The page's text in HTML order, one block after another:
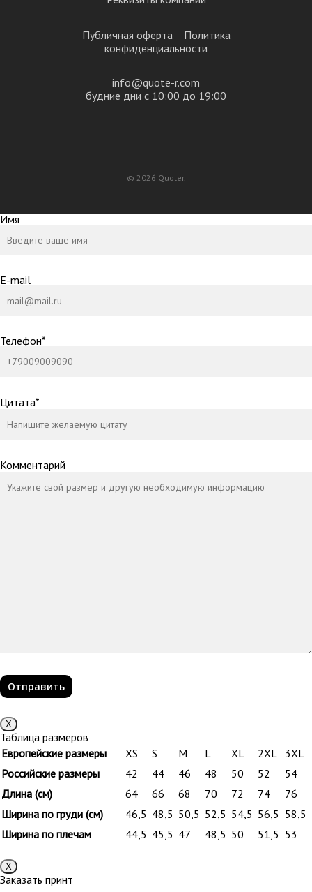
Публичная оферта
Политика
конфиденциальности
info@quote-r.com
будние дни с 10:00 до 19:00
© 2026 Quoter.
Имя
E-mail
Телефон*
Цитата*
Комментарий
Х
Таблица размеров
Европейские размеры
XS S M L XL 2XL 3XL
Российские размеры
42 44 46 48 50 52
54
Длина (см)
64 66 68 70 72 74
76
Ширина по груди (см)
46,5 48,5 50,5 52,5 54,5 56,5 58,5
Ширина по плечам
44,5 45,5 47 48,5 50 51,5 53
Х
Заказать принт